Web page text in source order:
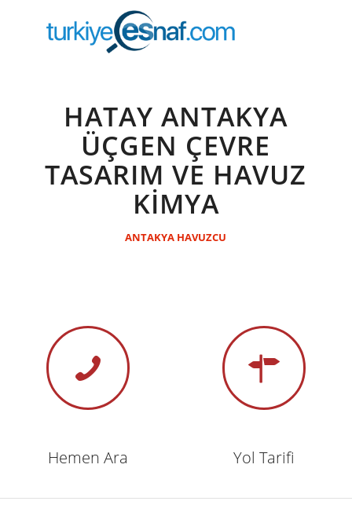
HATAY ANTAKYA
ÜÇGEN ÇEVRE
TASARIM VE HAVUZ
KİMYA
ANTAKYA HAVUZCU
Hemen Ara Yol Tarifi